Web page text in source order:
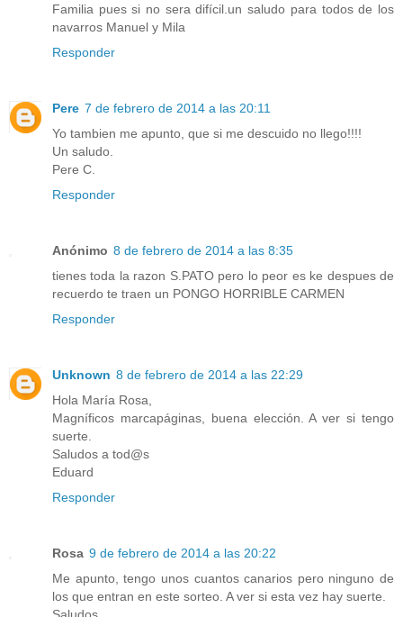
Familia pues si no sera difícil.un saludo para todos de los
navarros Manuel y Mila
Responder
Pere 7 de febrero de 2014 a las 20:11
Yo tambien me apunto, que si me descuido no llego!!!!
Un saludo.
Pere C.
Responder
Anónimo 8 de febrero de 2014 a las 8:35
tienes toda la razon S.PATO pero lo peor es ke despues de
recuerdo te traen un PONGO HORRIBLE CARMEN
Responder
Unknown 8 de febrero de 2014 a las 22:29
Hola María Rosa,
Magníficos marcapáginas, buena elección. A ver si tengo
suerte.
Saludos a tod@s
Eduard
Responder
Rosa 9 de febrero de 2014 a las 20:22
Me apunto, tengo unos cuantos canarios pero ninguno de
los que entran en este sorteo. A ver si esta vez hay suerte.
Saludos.